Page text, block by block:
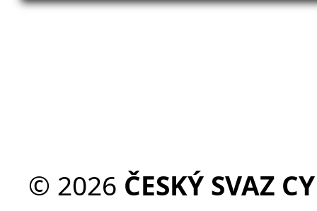
© 2026 ČESKÝ SVAZ